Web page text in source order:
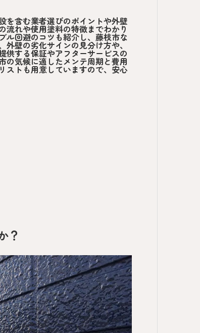
を含む業者選びのポイントや外壁
流れや使用塗料の特徴までわかり
ル回避のコツも紹介し、藤枝市な
外壁の劣化サインの見分け方や、
供する保証やアフターサービスの
の気候に適したメンテ周期と費用
ストも用意していますので、安心
？